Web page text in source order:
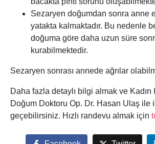
Sezaryen doğumdan sonra anne
yatakta kalmaktadır. Bu nedenle
doğuma göre daha uzun süre
kurabilmektedir.
Sezaryen sonrası annede ağrılar
Daha fazla detaylı bilgi almak ve Kadın
Doğum Doktoru Op. Dr. Hasan Ulaş ile
geçebilirsiniz. Hızlı randevu almak için